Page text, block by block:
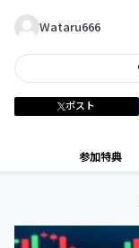
Wataru666
ポスト
参加特典